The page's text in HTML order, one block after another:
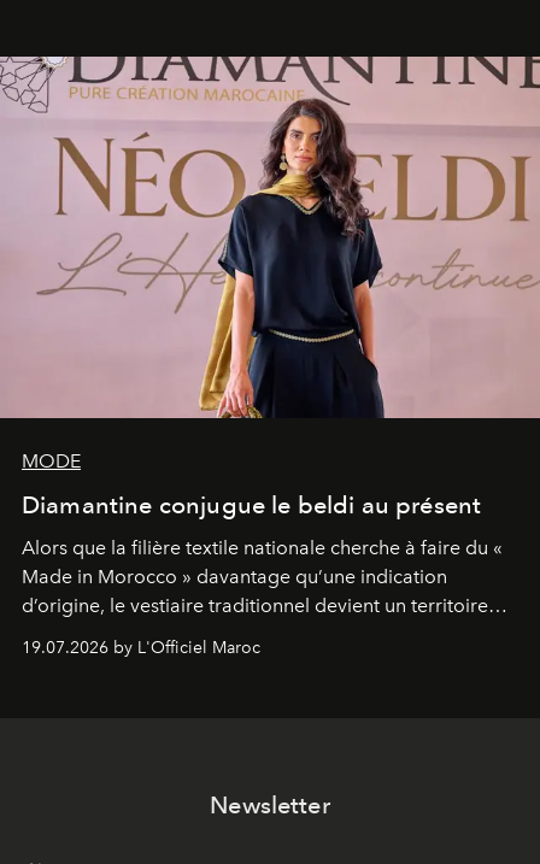
MODE
Diamantine conjugue le beldi au présent
Alors que la filière textile nationale cherche à faire du «
Made in Morocco » davantage qu’une indication
d’origine, le vestiaire traditionnel devient un territoire
révise les proportions et les usages pour l’inscrire dans
19.07.2026 by L'Officiel Maroc
Newsletter